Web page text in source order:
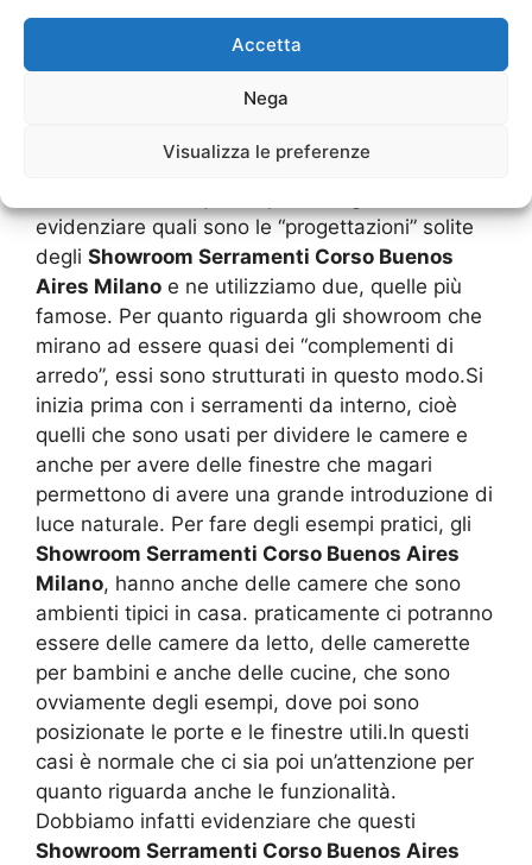
Accetta
Nega
Visualizza le preferenze
guida di “istruzione” dei propri clienti. Sembra
strano, ma anche i grandi negozi di arredamenti
o di forniture edilizie, hanno dei percorsi stabiliti
che iniziano sempre da una qualche
caratteristica di arredamento per poi dirigere il
cliente verso un’attenzione alle funzionalità
evidenziare quali sono le “progettazioni” solite
degli Showroom Serramenti Corso Buenos
Aires Milano e ne utilizziamo due, quelle più
famose. Per quanto riguarda gli showroom che
mirano ad essere quasi dei “complementi di
arredo”, essi sono strutturati in questo modo.Si
inizia prima con i serramenti da interno, cioè
quelli che sono usati per dividere le camere e
anche per avere delle finestre che magari
permettono di avere una grande introduzione di
luce naturale. Per fare degli esempi pratici, gli
Showroom Serramenti Corso Buenos Aires
Milano, hanno anche delle camere che sono
ambienti tipici in casa. praticamente ci potranno
essere delle camere da letto, delle camerette
per bambini e anche delle cucine, che sono
ovviamente degli esempi, dove poi sono
posizionate le porte e le finestre utili.In questi
casi è normale che ci sia poi un’attenzione per
quanto riguarda anche le funzionalità.
Dobbiamo infatti evidenziare che questi
Showroom Serramenti Corso Buenos Aires